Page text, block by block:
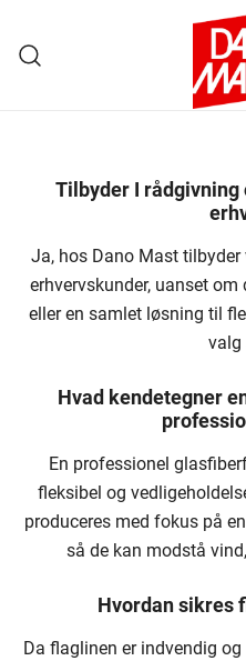
content
Tilbyder I rådgivning
Ja, hos Dano Mast
erhvervskunder, uanset
eller en samlet løsning til
valg
Hvad kendetegner
En professionel
fleksibel og
produceres med fokus på
så de kan modstå
Hvordan sikres
Da flaglinen er indvendig